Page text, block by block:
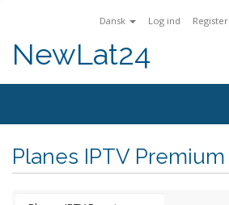
Dansk Log ind Register
NewLat24
Planes IPTV Premium